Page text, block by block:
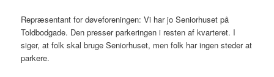
Repræsentant for døveforeningen: Vi har jo Seniorhuset på
Toldbodgade. Den presser parkeringen i resten af kvarteret. I
siger, at folk skal bruge Seniorhuset, men folk har ingen steder at
parkere.